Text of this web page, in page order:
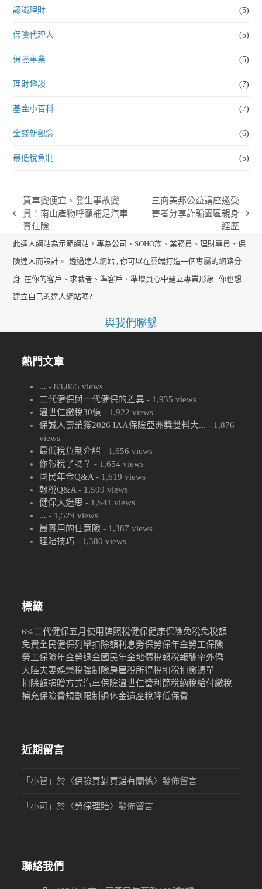
認識理財 (5)
保險代理人 (5)
保險事業 (5)
理財趣談 (7)
基金小百科 (7)
金錢新觀念 (6)
最低稅負制 (5)
previous
post:
買車變便宜、發生事故變
貴！南山產物呼籲補足汽車
責任險
next
三商美邦公益講座邀受
害者分享詐騙園區親身
經歷
此達人網站為示範網站，專為公司、SOHO族、業務員、理財專員、保
險達人而設計。
透過達人網站 , 你可以在雲端打造一個專屬的網路分
身. 在你的客戶、求職者、準客戶、準增員心中建立專業形象.
你也想
建立自己的達人網站嗎?
與我們聯繫
熱門文章
... - 83,865 views
二代健保與一代健保的差異 - 1,935 views
溫世仁繳稅30億 - 1,922 views
保誠人壽榮獲2026 IAA保險亞洲獎雙料大... - 1,876
views
最低稅負制介紹 - 1,656 views
你報稅了嗎？ - 1,654 views
國民年金Q&A - 1,619 views
報稅Q&A - 1,599 views
健保大迷思 - 1,541 views
... - 1,529 views
最實用的任意險 - 1,387 views
理賠技巧 - 1,380 views
標籤
6%二代健保五月使用牌照稅健保健康保險免稅免稅額
免費全民健保列舉扣除額利息勞保勞保年金勞工保險
勞工保險年金勞退金國民年金地價稅報稅報酬率外僑
大陸夫妻娛樂稅強制險房屋稅所得稅扣稅扣繳憑單
扣除額捐贈方式汽車保險溫世仁營利節稅納稅給付繳稅
補充保險費規劃限制退休金遺產稅降低保費
近期留言
「小智 」於〈保險買對買錯有關係〉發佈留言
「小可 」於〈勞保理賠〉發佈留言
聯絡我們